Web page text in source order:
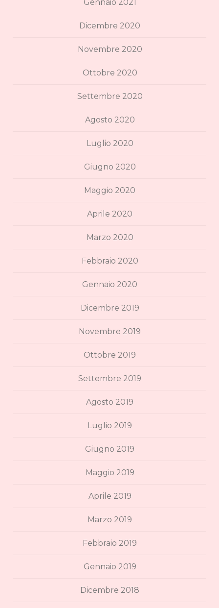
Gennaio 2021
Dicembre 2020
Novembre 2020
Ottobre 2020
Settembre 2020
Agosto 2020
Luglio 2020
Giugno 2020
Maggio 2020
Aprile 2020
Marzo 2020
Febbraio 2020
Gennaio 2020
Dicembre 2019
Novembre 2019
Ottobre 2019
Settembre 2019
Agosto 2019
Luglio 2019
Giugno 2019
Maggio 2019
Aprile 2019
Marzo 2019
Febbraio 2019
Gennaio 2019
Dicembre 2018